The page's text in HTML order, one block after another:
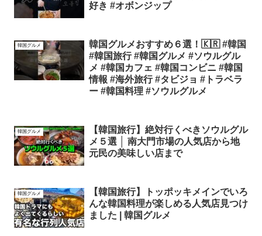
好き #オボンジップ
韓国グルメ
韓国グルメおすすめ６選！🇰🇷 #韓国
#韓国旅行 #韓国グルメ #ソウルグル
メ #韓国カフェ #韓国コンビニ #韓国
情報 #海外旅行 #タビジョ #トラベラ
ー #韓国料理 #ソウルグルメ
韓国グルメ
【韓国旅行】絶対行くべきソウルグル
メ５選 │ 南大門市場の人気店から地
元民の美味しい店まで
韓国グルメ
【韓国旅行】トッポッキメインでいろ
んな韓国料理が楽しめる人気店見つけ
ました | 韓国グルメ